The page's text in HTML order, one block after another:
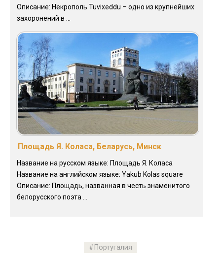
Описание: Некрополь Tuvixeddu – одно из крупнейших
захоронений в ...
Площадь Я. Коласа, Беларусь, Минск
Название на русском языке: Площадь Я. Коласа
Название на английском языке: Yakub Kolas square
Описание: Площадь, названная в честь знаменитого
белорусского поэта ...
Португалия